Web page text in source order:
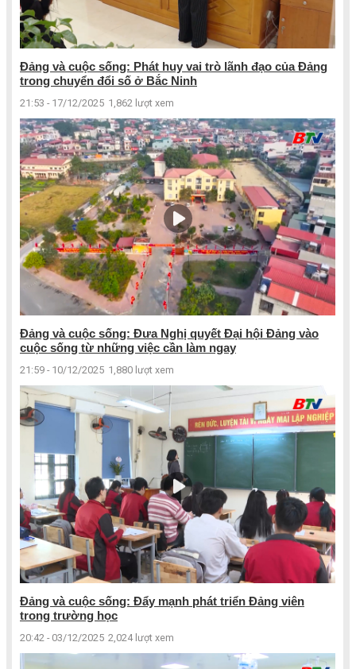
Đảng và cuộc sống: Phát huy vai trò lãnh đạo của Đảng
trong chuyển đổi số ở Bắc Ninh
21:53 - 17/12/2025 1,862 lượt xem
Đảng và cuộc sống: Đưa Nghị quyết Đại hội Đảng vào
cuộc sống từ những việc cần làm ngay
21:59 - 10/12/2025 1,880 lượt xem
Đảng và cuộc sống: Đẩy mạnh phát triển Đảng viên
trong trường học
20:42 - 03/12/2025 2,024 lượt xem